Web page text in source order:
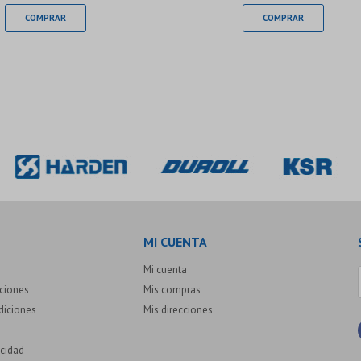
MI CUENTA
Mi cuenta
Mis compras
Mis direcciones